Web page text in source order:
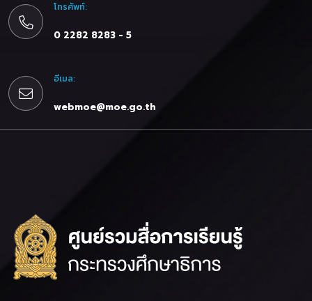
โทรศัพท์:
0 2282 8283 - 5
อีเมล:
webmoe@moe.go.th